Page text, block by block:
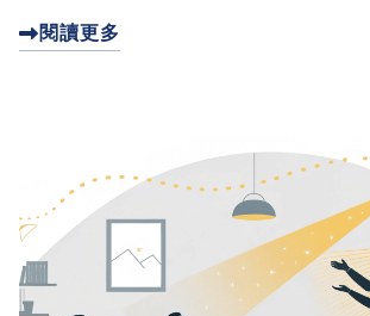
章教你如何用故事打動人心，30分鐘內
閱讀更多